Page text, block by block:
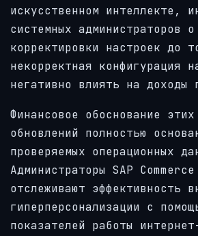
искусственном интеллекте,
системных администраторов
корректировки настроек до
некорректная конфигурация
негативно влиять на доходы
Финансовое обоснование
обновлений полностью
проверяемых операционных
Администраторы SAP
отслеживают эффективность
гиперперсонализации с
показателей работы